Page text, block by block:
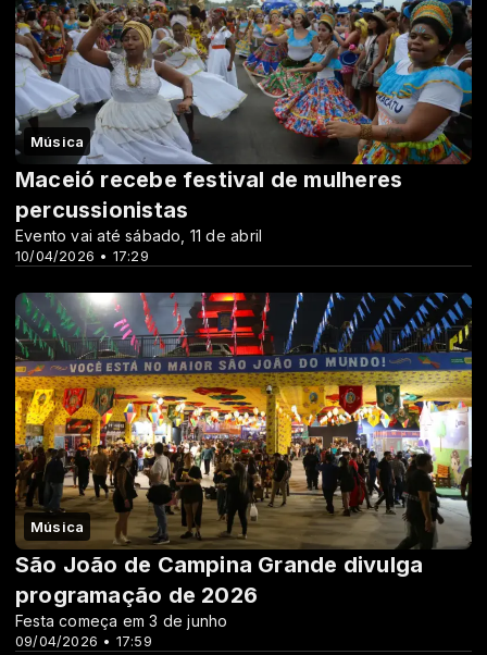
Música
10/04/2026 • 17:29
Maceió recebe festival de mulheres
percussionistas
Evento vai até sábado, 11 de abril
Música
09/04/2026 • 17:59
São João de Campina Grande divulga
programação de 2026
Festa começa em 3 de junho